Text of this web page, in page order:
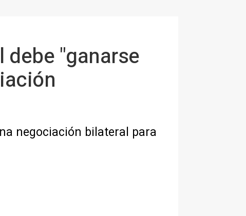
"ganarse
negociación bilateral para